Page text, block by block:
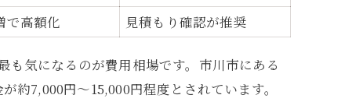
で高額化 見積もり確認が推奨
も気になるのが費用相場です。市川市にある
約7,000円〜15,000円程度とされています。